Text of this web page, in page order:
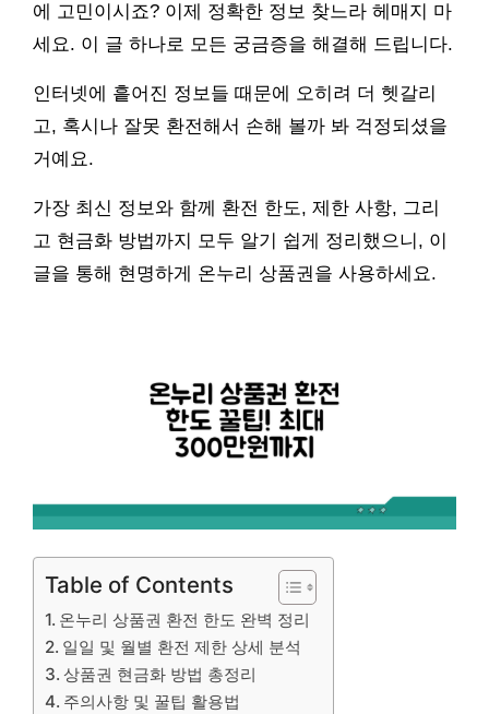
에 고민이시죠? 이제 정확한 정보 찾느라 헤매지 마
세요. 이 글 하나로 모든 궁금증을 해결해 드립니다.
인터넷에 흩어진 정보들 때문에 오히려 더 헷갈리
고, 혹시나 잘못 환전해서 손해 볼까 봐 걱정되셨을
거예요.
가장 최신 정보와 함께 환전 한도, 제한 사항, 그리
고 현금화 방법까지 모두 알기 쉽게 정리했으니, 이
글을 통해 현명하게 온누리 상품권을 사용하세요.
Table of Contents
온누리 상품권 환전 한도 완벽 정리
일일 및 월별 환전 제한 상세 분석
상품권 현금화 방법 총정리
주의사항 및 꿀팁 활용법